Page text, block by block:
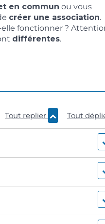
en commun ou vous
créer une association.
fonctionner ?
différentes.
Tout replier Tout